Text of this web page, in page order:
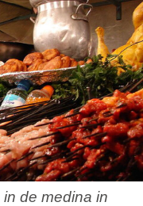
de medina in